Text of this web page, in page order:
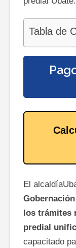
Tabla de
El
los trámites
predial
capacitado